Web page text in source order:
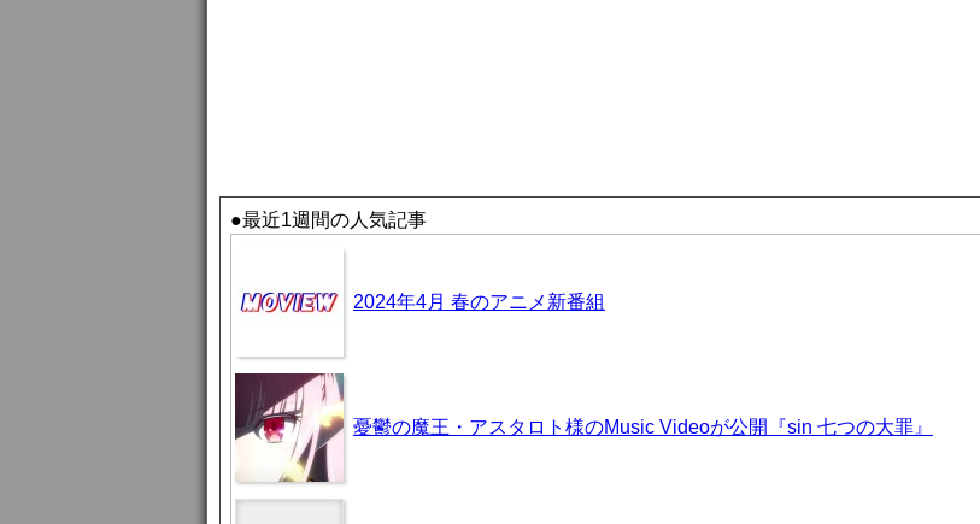
●最近1週間の人気記事
2024年4月 春のアニメ新番組
憂鬱の魔王・アスタロト様のMusic Videoが公開『sin 七つの大罪』